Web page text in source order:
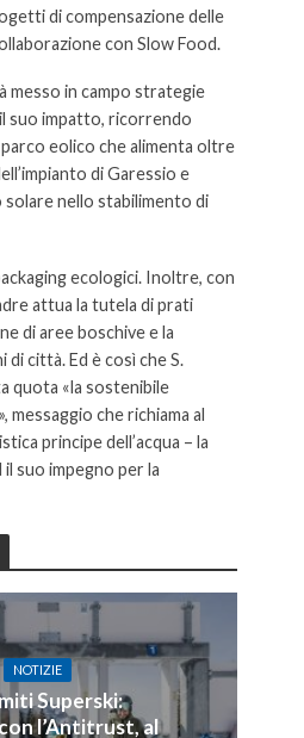
di compensazione delle
con Slow Food.
messo in campo strategie
suo impatto, ricorrendo
parco eolico che alimenta oltre
di Garessio e
nello stabilimento di
ecologici. Inoltre, con
attua la tutela di prati
di aree boschive e la
di città. Ed è così che S.
quota «la sostenibile
messaggio che richiama al
principe dell’acqua – la
il suo impegno per la
NOTIZIE
Superski:
l’Antitrust, al